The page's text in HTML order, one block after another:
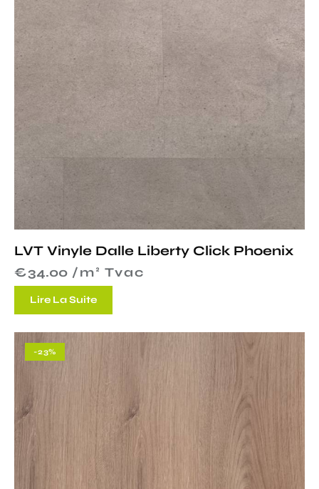
LVT Vinyle Dalle Liberty Click Phoenix
€34.00 /m² Tvac
Lire La Suite
-23%